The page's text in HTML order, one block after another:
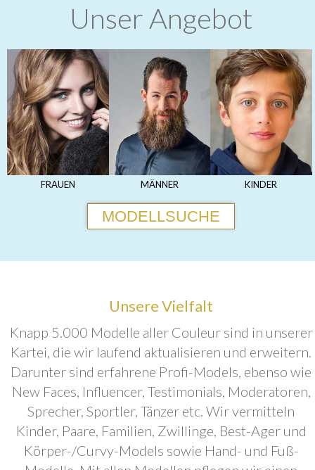
Unser Angebot
FRAUEN MÄNNER KINDER
MODELLSUCHE
Unsere Vielfalt
Knapp 5.000 Modelle aller Couleur sind in unserer
Kartei, die wir laufend aktualisieren und erweitern.
Darunter sind erfahrene Profi-Models, ebenso wie
New Faces, Influencer, Testimonials, Moderatoren,
Sprecher, Sportler, Tänzer etc. Wir vermitteln
Kinder, Paare, Familien, Zwillinge, Best-Ager und
Körper-/Curvy-Models sowie Hand- und Fuß-